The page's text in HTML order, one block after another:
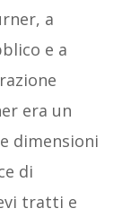
a
e a
era un
dimensioni
di
tratti e